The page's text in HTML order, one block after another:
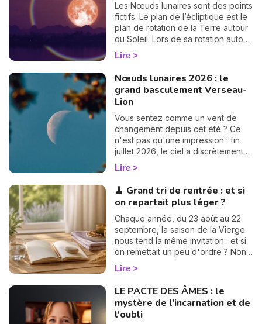
Les Nœuds lunaires sont des points
fictifs. Le plan de l’écliptique est le
plan de rotation de la Terre autour
du Soleil. Lors de sa rotation autour
de la Terre, la Lune coupe
régulièrement ce plan de
qu’on appelle les Nœuds Lunaires.
Lire
Nœuds lunaires 2026 : le
grand basculement Verseau-
Lion
Vous sentez comme un vent de
changement depuis cet été ? Ce
n'est pas qu'une impression : fin
juillet 2026, le ciel a discrètement
tourné une grande page. Les
nœuds lunaires ont changé d'axe !
Le nœud nord quitte les Poissons
pour s'installer en Verseau,
pendant que le nœud sud passe
de la Vierge au Lion. Rassurez-
vous, pas besoin d'être astrologue
pour le ressentir : ce basculement,
qui n'arrive que tous les 18 mois
les cartes de votre chemin de vie.
Et croyez-moi, vous allez adorer la
suite. 💫
Lire
🧹 Grand tri de rentrée : et si
on repartait plus léger ?
Chaque année, du 23 août au 22
septembre, la saison de la Vierge
nous tend la même invitation : et si
on remettait un peu d'ordre ? Non
pas par obsession du rangement,
mais parce que cette énergie de
Terre nous aide à y voir clair, à
alléger et à repartir sur des bases
saines. En 2026, je vous propose
de suivre ce mouvement sur trois
Lire
LE PACTE DES ÂMES : le
mystère de l'incarnation et de
l'oubli